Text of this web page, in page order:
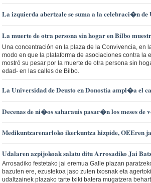
La izquierda abertzale se suma a la celebraci�n
La muerte de otra persona sin hogar en Bilbo
Una concentración en la plaza de la Convivencia, en
modo en que la plataforma de asociaciones contra la
mostró su pesar por la muerte de otra persona sin
edad- en las calles de Bilbo.
La Universidad de Deusto en Donostia ampl�a el
Decenas de ni�os saharauis pasar�n los meses de
Medikuntzarenarloko ikerkuntza hizpide, OEEren
Udalaren azpijokoak salatu ditu Arrosadiko Jai
Arrosadiko festetako jai eremua Galle plazan
bazuten ere, ezustekoa jaso zuten txosnak eta
udaltzainek plazako tarte txiki batera mugatzera